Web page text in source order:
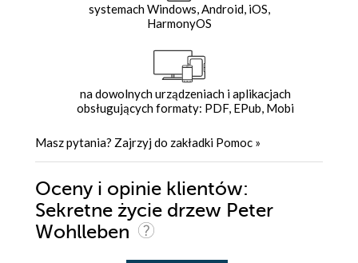
systemach Windows, Android, iOS,
HarmonyOS
na dowolnych urządzeniach i aplikacjach
obsługujących formaty: PDF, EPub, Mobi
Masz pytania? Zajrzyj do zakładki Pomoc »
Oceny i opinie klientów:
Sekretne życie drzew Peter
Wohlleben